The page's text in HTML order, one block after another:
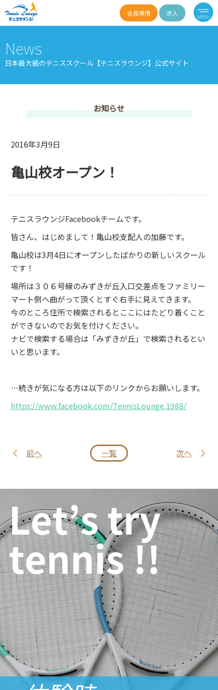
会員専用 求人
News
日本最大級のテニススクール【テニスラウンジ】公式サイト
お知らせ
2016年3月9日
亀山校オープン！
テニスラウンジFacebookチームです。
皆さん、はじめまして！亀山校支配人の加藤です。
亀山校は3月4日にオープンしたばかりの新しいスクール
です！
場所は３０６号線のみずきが丘入口交差点をファミリー
マート側へ曲がって頂くとすぐ右手に見えてきます。
今のところ住所で検索されるとここにはたどり着くこと
ができないのでお気を付けください。
ナビで検索する場合は「みずきが丘」で検索されるとい
いと思います。
…続きが気になる方は以下のリンクからお願いします。
https://www.facebook.com/TennisLounge.1988/
前へ 一覧 次へ